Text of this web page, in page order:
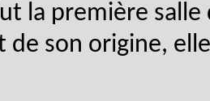
la première
de son origine,